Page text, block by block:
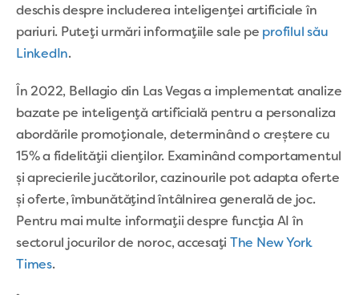
deschis despre includerea inteligenței artificiale în
pariuri. Puteți urmări informațiile sale pe profilul său
LinkedIn.
În 2022, Bellagio din Las Vegas a implementat analize
bazate pe inteligență artificială pentru a personaliza
abordările promoționale, determinând o creștere cu
15% a fidelității clienților. Examinând comportamentul
și aprecierile jucătorilor, cazinourile pot adapta oferte
și oferte, îmbunătățind întâlnirea generală de joc.
Pentru mai multe informații despre funcția AI în
sectorul jocurilor de noroc, accesați
The New York
Times.